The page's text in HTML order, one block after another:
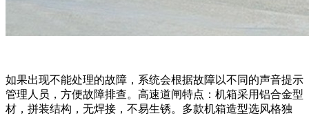
如果出现不能处理的故障，系统会根据故障以不同的声音提示
管理人员，方便故障排查。高速道闸特点：机箱采用铝合金型
材，拼装结构，无焊接，不易生锈。多款机箱造型选风格独